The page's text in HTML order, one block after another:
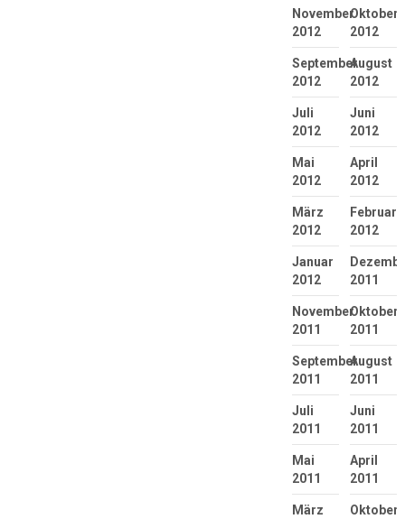
November
2012
Oktober
2012
September
2012
August
2012
Juli
2012
Juni
2012
Mai
2012
April
2012
März
2012
Februar
2012
Januar
2012
2011
November
2011
Oktober
2011
September
2011
August
2011
Juli
2011
Juni
2011
Mai
2011
April
2011
März
Oktober